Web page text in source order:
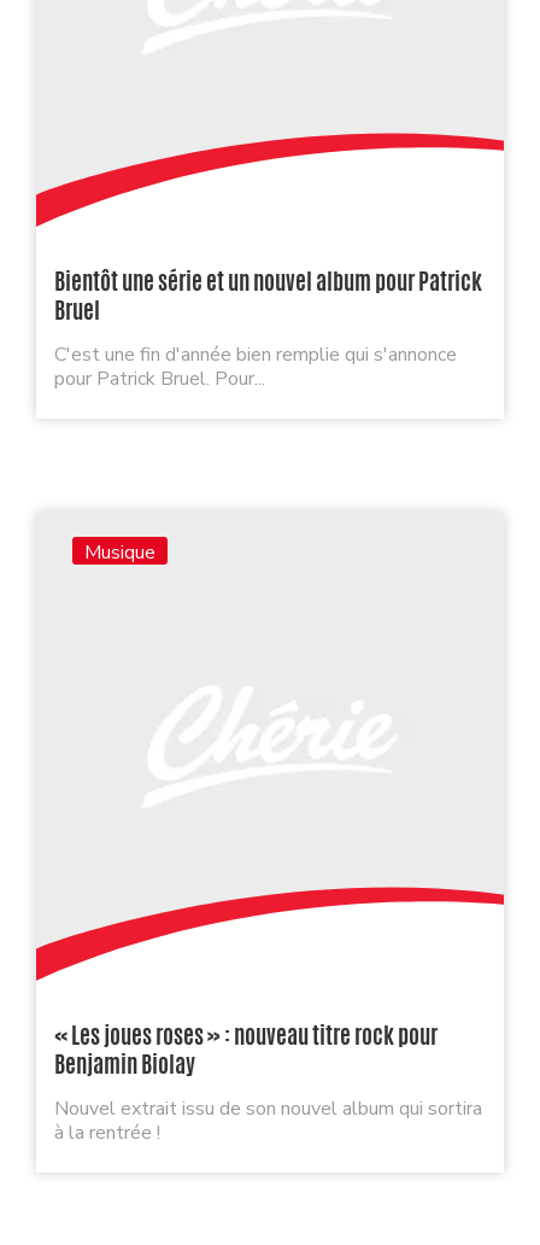
Bientôt une série et un nouvel album pour Patrick
Bruel
C'est une fin d'année bien remplie qui s'annonce
pour Patrick Bruel. Pour...
Musique
« Les joues roses » : nouveau titre rock pour
Benjamin Biolay
Nouvel extrait issu de son nouvel album qui sortira
à la rentrée !